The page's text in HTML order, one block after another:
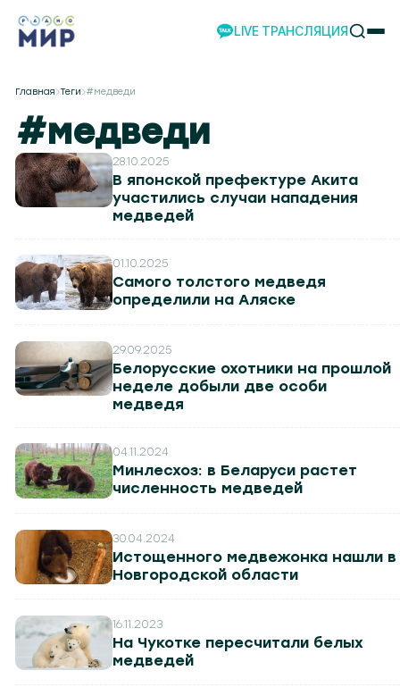
LIVE ТРАНСЛЯЦИЯ
ПРОГРАММЫ
НАШИ СОБЫТИЯ
КОМАНДА
РЕКЛАМА
ТЕЛЕСТУДИЯ
НАШЕ ПРИЛОЖЕНИЕ
Могилев 107.8Гомель 101.7Барановичи 98.4 Пинск 103.2Бобруйск 103.6
Главная Теги #медведи
#медведи
28.10.2025
В японской префектуре Акита
участились случаи нападения
медведей
01.10.2025
Самого толстого медведя
определили на Аляске
29.09.2025
Белорусские охотники на прошлой
неделе добыли две особи
медведя
04.11.2024
Минлесхоз: в Беларуси растет
численность медведей
30.04.2024
Истощенного медвежонка нашли в
Новгородской области
16.11.2023
На Чукотке пересчитали белых
медведей